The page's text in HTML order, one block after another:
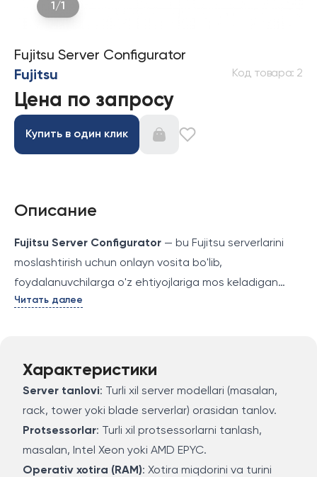
1 /1
Fujitsu Server Configurator
Fujitsu
Код товара: 2
Цена по запросу
Купить в один клик
Описание
Fujitsu Server Configurator — bu Fujitsu serverlarini
moslashtirish uchun onlayn vosita bo'lib,
foydalanuvchilarga o'z ehtiyojlariga mos keladigan
serverlarni yaratishga yordam beradi. Bu konfigurator
Quyidagi imkoniyatlar mavjud:
Читать далее
Характеристики
Server tanlovi: Turli xil server modellari (masalan,
rack, tower yoki blade serverlar) orasidan tanlov.
Protsessorlar: Turli xil protsessorlarni tanlash,
masalan, Intel Xeon yoki AMD EPYC.
Operativ xotira (RAM): Xotira miqdorini va turini